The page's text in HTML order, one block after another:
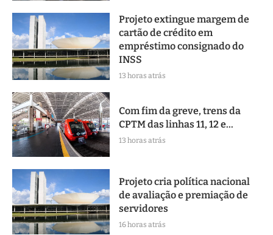
Projeto extingue margem de
cartão de crédito em
empréstimo consignado do
INSS
13 horas atrás
Com fim da greve, trens da
CPTM das linhas 11, 12 e...
13 horas atrás
Projeto cria política nacional
de avaliação e premiação de
servidores
16 horas atrás